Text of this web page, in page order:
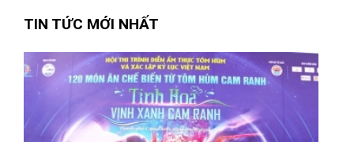
TIN TỨC MỚI NHẤT